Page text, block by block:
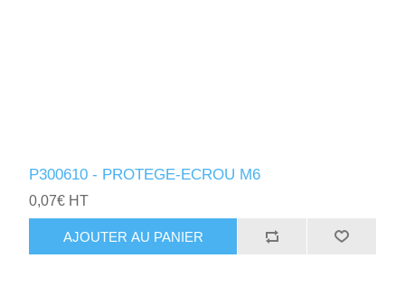
P300610 - PROTEGE-ECROU M6
0,07€ HT
AJOUTER AU PANIER